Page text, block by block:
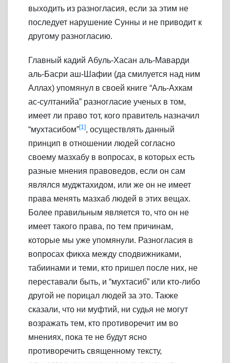
выходить из разногласия, если за этим не
последует нарушение Сунны и не приводит к
другому разногласию.
Главный кадий Абуль-Хасан аль-Маварди
аль-Басри аш-Шафии (да смилуется над ним
Аллах) упомянул в своей книге “Аль-Ахкам
ас-султанийа” разногласие ученых в том,
имеет ли право тот, кого правитель назначил
“мухтасибом”[1], осуществлять данный
принцип в отношении людей согласно
своему мазхабу в вопросах, в которых есть
разные мнения правоведов, если он сам
являлся муджтахидом, или же он не имеет
права менять мазхаб людей в этих вещах.
Более правильным является то, что он не
имеет такого права, по тем причинам,
которые мы уже упомянули. Разногласия в
вопросах фикха между сподвижниками,
табиинами и теми, кто пришел после них, не
переставали быть, и “мухтасиб” или кто-либо
другой не порицал людей за это. Также
сказали, что ни муфтий, ни судья не могут
возражать тем, кто противоречит им во
мнениях, пока те не будут ясно
противоречить священному тексту,